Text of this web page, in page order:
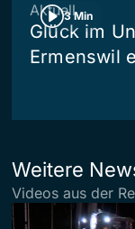
3 Min
Aktuell
Glück im
Ermenswil
Weitere
Videos aus der